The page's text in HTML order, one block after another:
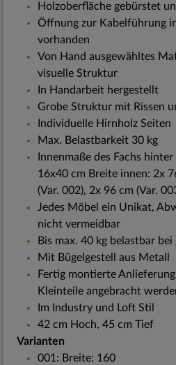
Holzoberfläche gebürstet
Öffnung zur Kabelführung
vorhanden
Von Hand ausgewähltes
visuelle Struktur
In Handarbeit hergestellt
Grobe Struktur mit Rissen
Individuelle Hirnholz Seiten
Max. Belastbarkeit 30 kg
Innenmaße des Fachs
16x40 cm Breite innen: 2x
(Var. 002), 2x 96 cm (Var.
Jedes Möbel ein Unikat,
nicht vermeidbar
Bis max. 40 kg belastbar
Mit Bügelgestell aus Metall
Fertig montierte
Kleinteile angebracht
Im Industry und Loft Stil
42 cm Hoch, 45 cm Tief
Varianten
001: Breite: 160